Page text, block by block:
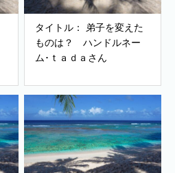
タイトル： 弟子を変えた
ものは？ ハンドルネー
ム･ｔａｄａさん